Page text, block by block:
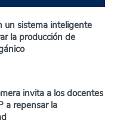
un sistema inteligente
la producción de
invita a los docentes
a repensar la